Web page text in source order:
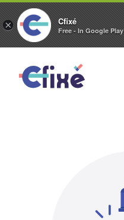
× Cfixé
Free - In Google Play